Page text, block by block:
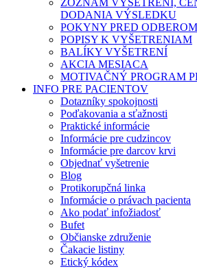
ZOZNAM VYŠETRENÍ,
DODANIA VÝSLEDKU
POKYNY PRED ODBEROM
POPISY K VYŠETRENIAM
BALÍKY VYŠETRENÍ
AKCIA MESIACA
MOTIVAČNÝ PROGRAM
INFO PRE PACIENTOV
Dotazníky spokojnosti
Poďakovania a sťažnosti
Praktické informácie
Informácie pre cudzincov
Informácie pre darcov krvi
Objednať vyšetrenie
Blog
Protikorupčná linka
Informácie o právach pacienta
Ako podať infožiadosť
Bufet
Občianske združenie
Čakacie listiny
Etický kódex